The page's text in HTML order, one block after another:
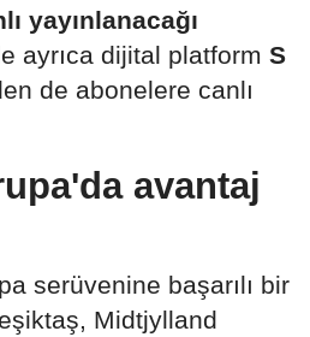
yayınlanacağı
ayrıca dijital platform S
de abonelere canlı
avantaj
serüvenine başarılı bir
Midtjylland